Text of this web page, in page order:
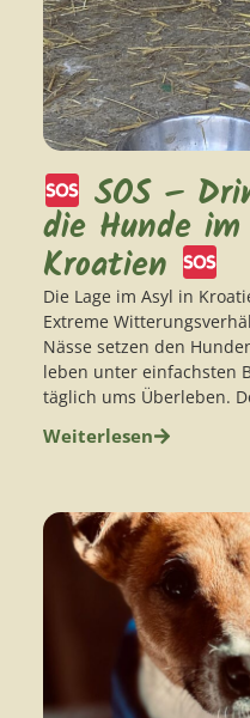
SOS –
die Hunde
Kroatien
Die Lage im Asyl in
Extreme
Nässe setzen den
leben unter einfachsten
täglich ums Überleben.
Weiterlesen